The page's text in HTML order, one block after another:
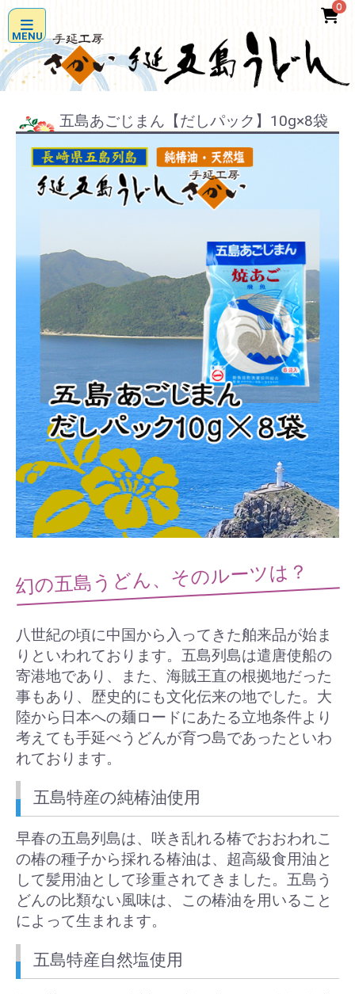
MENU
0
五島あごじまん【だしパック】10g×8袋
幻の五島うどん、そのルーツは？
八世紀の頃に中国から入ってきた舶来品が始ま
りといわれております。五島列島は遣唐使船の
寄港地であり、また、海賊王直の根拠地だった
事もあり、歴史的にも文化伝来の地でした。大
陸から日本への麺ロードにあたる立地条件より
考えても手延べうどんが育つ島であったといわ
れております。
五島特産の純椿油使用
早春の五島列島は、咲き乱れる椿でおおわれこ
の椿の種子から採れる椿油は、超高級食用油と
して髪用油として珍重されてきました。五島う
どんの比類ない風味は、この椿油を用いること
によって生まれます。
五島特産自然塩使用